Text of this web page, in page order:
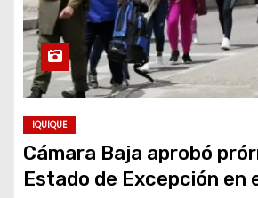
IQUIQUE
Cámara Baja aprobó
Estado de Excepción en